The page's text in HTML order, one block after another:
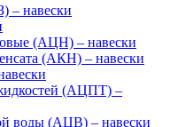
– навески
(АЦН) – навески
(АКН) – навески
(АЦПТ) –
воды (АЦВ) – навески